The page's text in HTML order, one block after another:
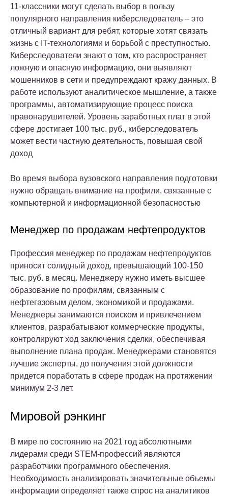
11-классники могут сделать выбор в пользу
популярного направления киберследователь – это
отличный вариант для ребят, которые хотят связать
жизнь с IT-технологиями и борьбой с преступностью.
Киберследователи знают о том, кто распространяет
ложную и опасную информацию, они выявляют
мошенников в сети и предупреждают кражу данных. В
работе используют аналитическое мышление, а также
программы, автоматизирующие процесс поиска
правонарушителей. Уровень заработных плат в этой
сфере достигает 100 тыс. руб., киберследователь
может вести частную деятельность, повышая свой
доход
Во время выбора вузовского направления подготовки
нужно обращать внимание на профили, связанные с
компьютерной и информационной безопасностью
Менеджер по продажам нефтепродуктов
Профессия менеджер по продажам нефтепродуктов
приносит солидный доход, превышающий 100-150
тыс. руб. в месяц. Менеджеру нужно иметь высшее
образование по профилям, связанным с
нефтегазовым делом, экономикой и продажами.
Менеджеры занимаются поиском и привлечением
клиентов, разрабатывают коммерческие продукты,
контролируют ход заключения сделки, обеспечивая
выполнение плана продаж. Менеджерами становятся
лучшие эксперты, до получения этой должности
придется поработать в сфере продаж на протяжении
минимум 2-3 лет.
Мировой рэнкинг
В мире по состоянию на 2021 год абсолютными
лидерами среди STEM-профессий являются
разработчики программного обеспечения.
Необходимость анализировать значительные объемы
информации определяет также спрос на аналитиков